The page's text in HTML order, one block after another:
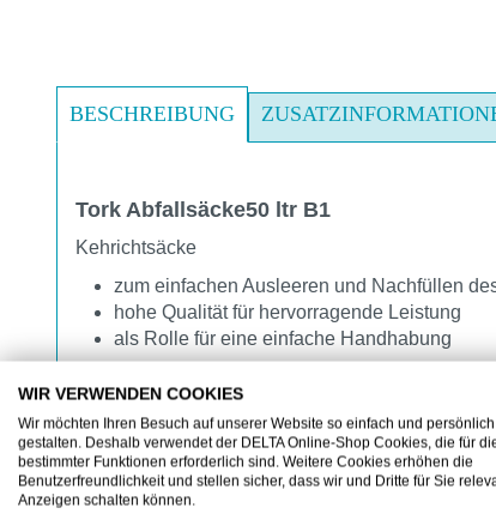
BESCHREIBUNG
Tork Abfallsäcke50 ltr B1
Kehrichtsäcke
zum einfachen Ausleeren und Nachfüllen
hohe Qualität für hervorragende Leistung
als Rolle für eine einfache Handhabung
WIR VERWENDEN COOKIES
Wir möchten Ihren Besuch auf unserer Website so einfach und
gestalten. Deshalb verwendet der DELTA Online-Shop Cookies, die für
bestimmter Funktionen erforderlich sind. Weitere Cookies erhöhen die
Benutzerfreundlichkeit und stellen sicher, dass wir und Dritte für Sie
Anzeigen schalten können.